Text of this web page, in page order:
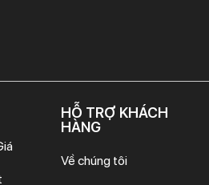
HỖ TRỢ KHÁCH
HÀNG
Về chúng tôi